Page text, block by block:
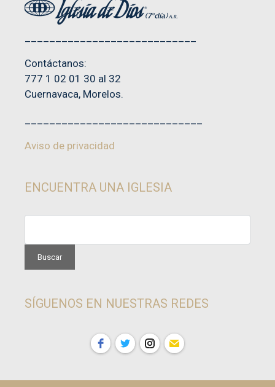
Contáctanos:
777 1 02 01 30 al 32
Cuernavaca, Morelos.
Aviso de privacidad
ENCUENTRA UNA IGLESIA
SÍGUENOS EN NUESTRAS REDES